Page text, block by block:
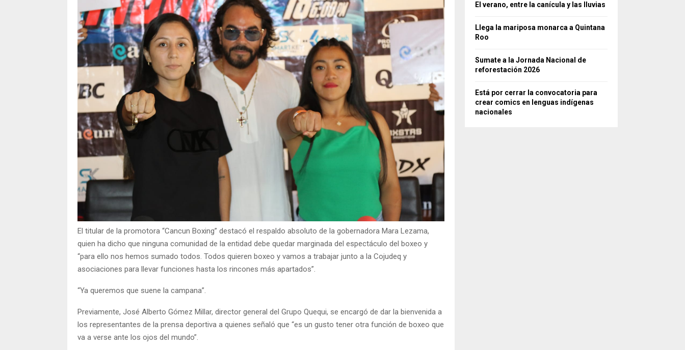
El titular de la promotora “Cancun Boxing” destacó el respaldo absoluto de la gobernadora Mara Lezama,
quien ha dicho que ninguna comunidad de la entidad debe quedar marginada del espectáculo del boxeo y
“para ello nos hemos sumado todos. Todos quieren boxeo y vamos a trabajar junto a la Cojudeq y
asociaciones para llevar funciones hasta los rincones más apartados”.
“Ya queremos que suene la campana”.
Previamente, José Alberto Gómez Millar, director general del Grupo Quequi, se encargó de dar la bienvenida a
los representantes de la prensa deportiva a quienes señaló que “es un gusto tener otra función de boxeo que
va a verse ante los ojos del mundo”.
El verano, entre la canícula y las lluvias
Llega la mariposa monarca a Quintana
Roo
Sumate a la Jornada Nacional de
reforestación 2026
Está por cerrar la convocatoria para
crear comics en lenguas indígenas
nacionales